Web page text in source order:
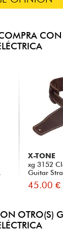
CON
X-TONE
xg 3152
Guitar
45.00 €
OTRO(S)